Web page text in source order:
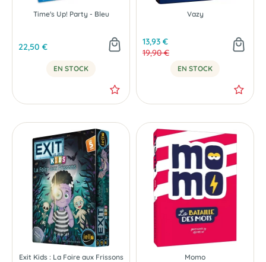
Time's Up! Party - Bleu
22,50 €
EN STOCK
Vazy
13,93 €
19,90 €
EN STOCK
Exit Kids : La Foire aux Frissons Momo